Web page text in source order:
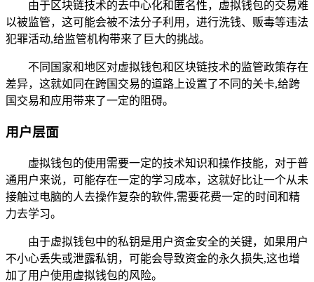
由于区块链技术的去中心化和匿名性，虚拟钱包的交易难
以被监管，这可能会被不法分子利用，进行洗钱、贩毒等违法
犯罪活动,给监管机构带来了巨大的挑战。
不同国家和地区对虚拟钱包和区块链技术的监管政策存在
差异，这就如同在跨国交易的道路上设置了不同的关卡,给跨
国交易和应用带来了一定的阻碍。
用户层面
虚拟钱包的使用需要一定的技术知识和操作技能，对于普
通用户来说，可能存在一定的学习成本，这就好比让一个从未
接触过电脑的人去操作复杂的软件,需要花费一定的时间和精
力去学习。
由于虚拟钱包中的私钥是用户资金安全的关键，如果用户
不小心丢失或泄露私钥，可能会导致资金的永久损失,这也增
加了用户使用虚拟钱包的风险。